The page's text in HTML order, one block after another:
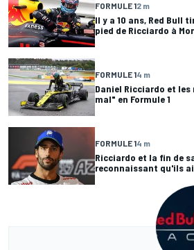
FORMULE 12 m
Il y a 10 ans, Red Bull
pied de Ricciardo à
FORMULE 14 m
Daniel Ricciardo et
mal" en Formule 1
FORMULE 14 m
Ricciardo et la fin de
reconnaissant qu'ils